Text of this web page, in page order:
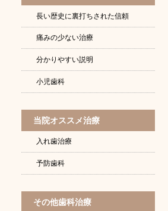
長い歴史に裏打ちされた信頼
痛みの少ない治療
分かりやすい説明
小児歯科
当院オススメ治療
入れ歯治療
予防歯科
その他歯科治療